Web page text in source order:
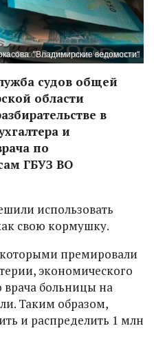
"Владимирские ведомости"
судов общей
области
в
и
по
ГБУЗ ВО
использовать
свою кормушку.
премировали
экономического
врача больницы на
Таким образом,
и распределить 1 млн